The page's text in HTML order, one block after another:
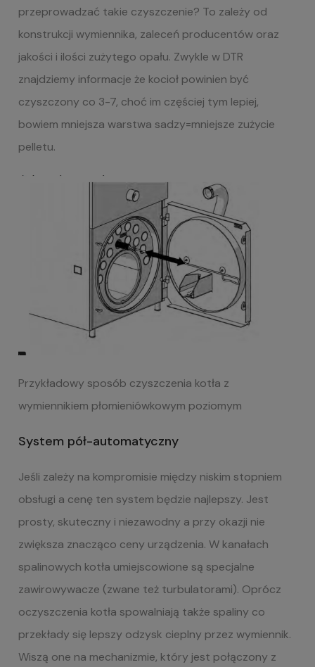
przeprowadzać takie czyszczenie? To zależy od
konstrukcji wymiennika, zaleceń producentów oraz
jakości i ilości zużytego opału. Zwykle w DTR
znajdziemy informacje że kocioł powinien być
czyszczony co 3-7, choć im częściej tym lepiej,
bowiem mniejsza warstwa sadzy=mniejsze zużycie
pelletu.
Przykładowy sposób czyszczenia kotła z
wymiennikiem płomieniówkowym poziomym
System pół-automatyczny
Jeśli zależy na kompromisie między niskim stopniem
obsługi a cenę ten system będzie najlepszy. Jest
prosty, skuteczny i niezawodny a przy okazji nie
zwiększa znacząco ceny urządzenia. W kanałach
spalinowych kotła umiejscowione są specjalne
zawirowywacze (zwane też turbulatorami). Oprócz
oczyszczenia kotła spowalniają także spaliny co
przekłady się lepszy odzysk cieplny przez wymiennik.
Wiszą one na mechanizmie, który jest połączony z